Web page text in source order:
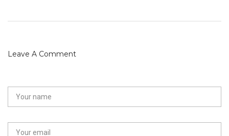
Leave A Comment